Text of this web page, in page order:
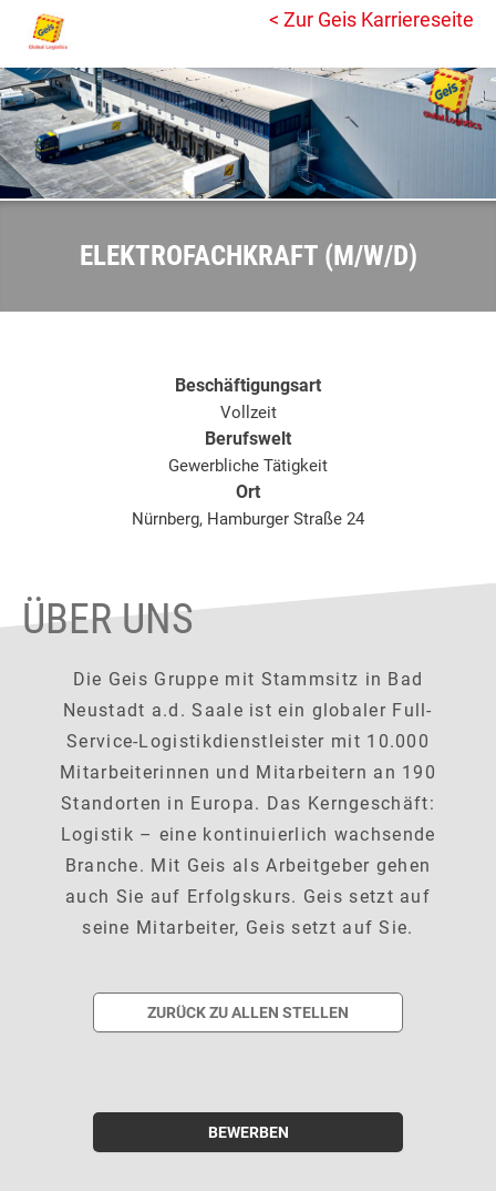
< Zur Geis Karriereseite
ELEKTROFACHKRAFT (M/W/D)
Beschäftigungsart
Vollzeit
Berufswelt
Gewerbliche Tätigkeit
Ort
Nürnberg, Hamburger Straße 24
ÜBER UNS
Die Geis Gruppe mit Stammsitz in Bad
Neustadt a.d. Saale ist ein globaler Full-
Service-Logistikdienstleister mit 10.000
Mitarbeiterinnen und Mitarbeitern an 190
Standorten in Europa. Das Kerngeschäft:
Logistik – eine kontinuierlich wachsende
Branche. Mit Geis als Arbeitgeber gehen
auch Sie auf Erfolgskurs. Geis setzt auf
seine Mitarbeiter, Geis setzt auf Sie.
ZURÜCK ZU ALLEN STELLEN
BEWERBEN